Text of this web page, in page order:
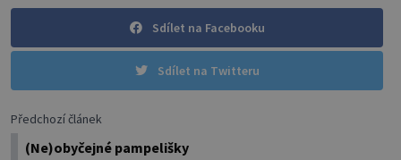
Sdílet na Facebooku
Sdílet na Twitteru
Předchozí článek
(Ne)obyčejné pampelišky